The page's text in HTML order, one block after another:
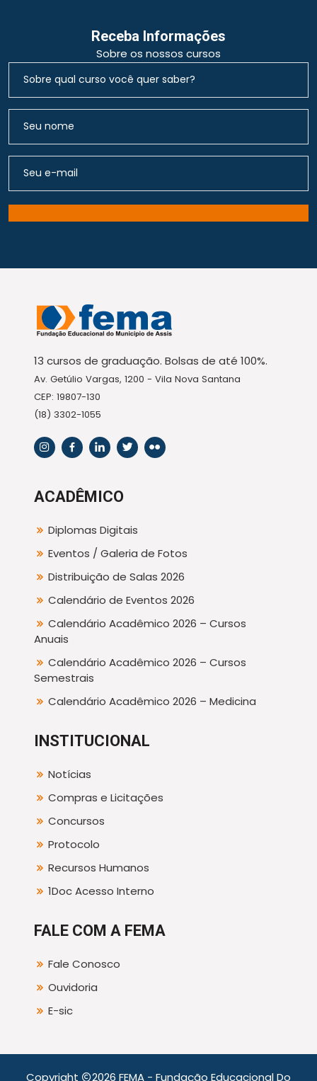
Receba Informações
Sobre os nossos cursos
13 cursos de graduação. Bolsas de até 100%.
Av. Getúlio Vargas, 1200 - Vila Nova Santana
CEP: 19807-130
(18) 3302-1055
ACADÊMICO
Diplomas Digitais
Eventos / Galeria de Fotos
Distribuição de Salas 2026
Calendário de Eventos 2026
Calendário Acadêmico 2026 – Cursos
Anuais
Calendário Acadêmico 2026 – Cursos
Semestrais
Calendário Acadêmico 2026 – Medicina
INSTITUCIONAL
Notícias
Compras e Licitações
Concursos
Protocolo
Recursos Humanos
1Doc Acesso Interno
FALE COM A FEMA
Fale Conosco
Ouvidoria
E-sic
Copyright 2026 FEMA - Fundação Educacional Do